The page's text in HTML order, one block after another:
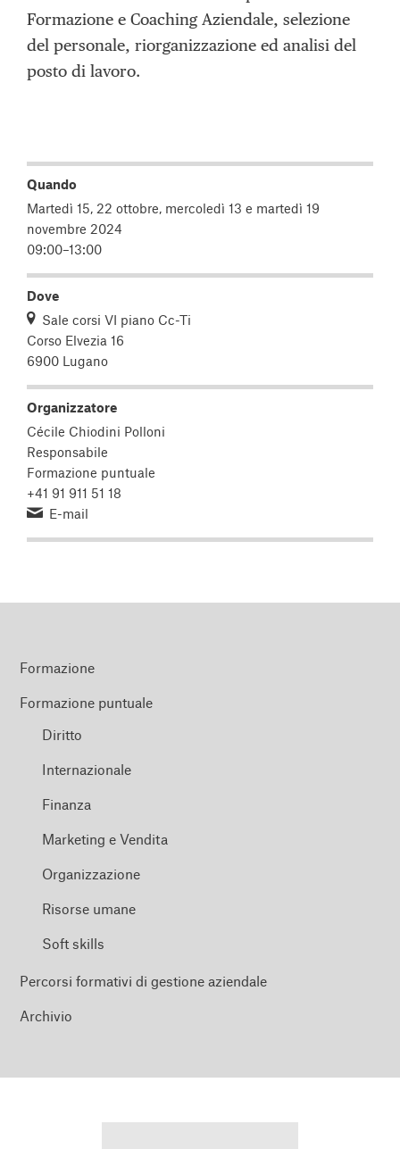
Formazione e Coaching Aziendale, selezione
del personale, riorganizzazione ed analisi del
posto di lavoro.
Quando
Martedì 15, 22 ottobre, mercoledì 13 e martedì 19
novembre 2024
09:00–13:00
Dove
Sale corsi VI piano Cc-Ti
Corso Elvezia 16
6900 Lugano
Organizzatore
Cécile Chiodini Polloni
Responsabile
Formazione puntuale
+41 91 911 51 18
E-mail
Formazione
Formazione puntuale
Diritto
Internazionale
Finanza
Marketing e Vendita
Organizzazione
Risorse umane
Soft skills
Percorsi formativi di gestione aziendale
Archivio